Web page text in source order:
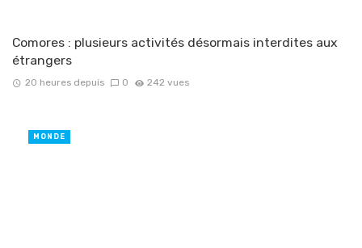
Comores : plusieurs activités désormais interdites aux
étrangers
20 heures depuis 0 242 vues
MONDE